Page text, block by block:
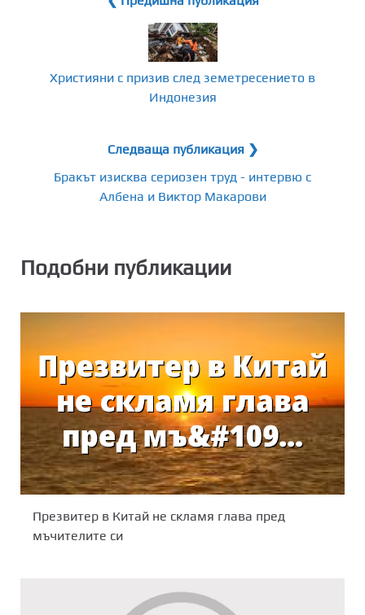
Християни с призив след земетресението в
Индонезия
Следваща публикация ❯
Бракът изисква сериозен труд - интервю с
Албена и Виктор Макарови
Подобни публикации
Презвитер в Китай не скламя глава пред
мъчителите си